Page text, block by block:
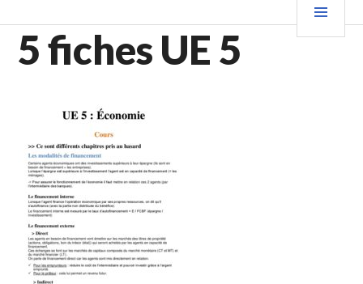
au
contenu
principal
5 fiches UE 5